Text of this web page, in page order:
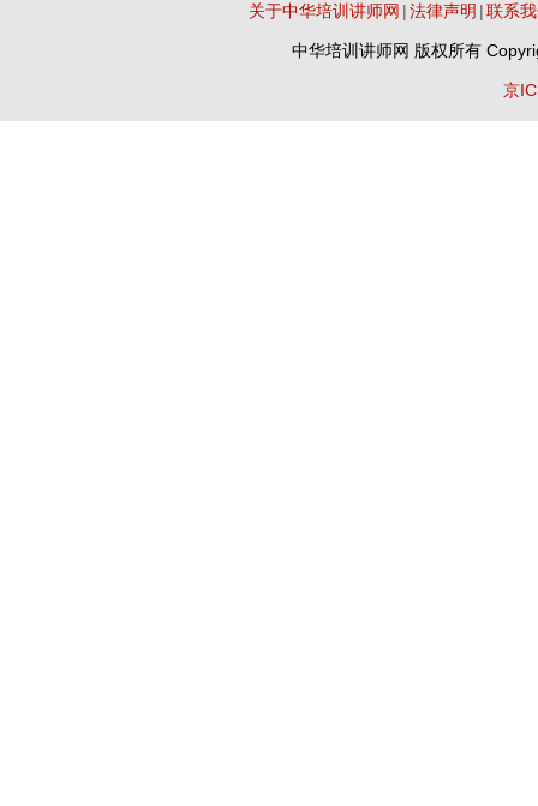
关于中华培训讲师网 |法律声明 |联系
中华培训讲师网 版权所有
京